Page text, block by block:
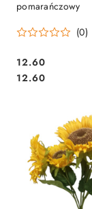
pomarańczowy
(0)
Cena:
12.60
Cena:
12.60